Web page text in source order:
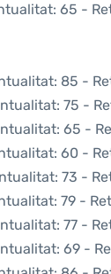
65 -
85 -
75 -
65 -
60 -
73 -
79 -
77 -
69 -